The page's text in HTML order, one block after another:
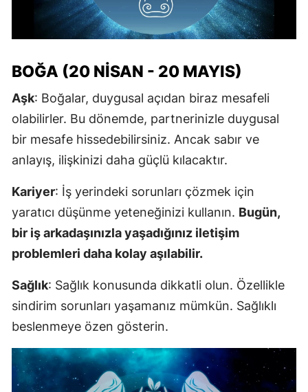
BOĞA (20 NISAN - 20 MAYIS)
Aşk: Boğalar, duygusal açıdan biraz mesafeli
olabilirler. Bu dönemde, partnerinizle duygusal
bir mesafe hissedebilirsiniz. Ancak sabır ve
anlayış, ilişkinizi daha güçlü kılacaktır.
Kariyer: İş yerindeki sorunları çözmek için
yaratıcı düşünme yeteneğinizi kullanın. Bugün,
bir iş arkadaşınızla yaşadığınız iletişim
problemleri daha kolay aşılabilir.
Sağlık: Sağlık konusunda dikkatli olun. Özellikle
sindirim sorunları yaşamanız mümkün. Sağlıklı
beslenmeye özen gösterin.